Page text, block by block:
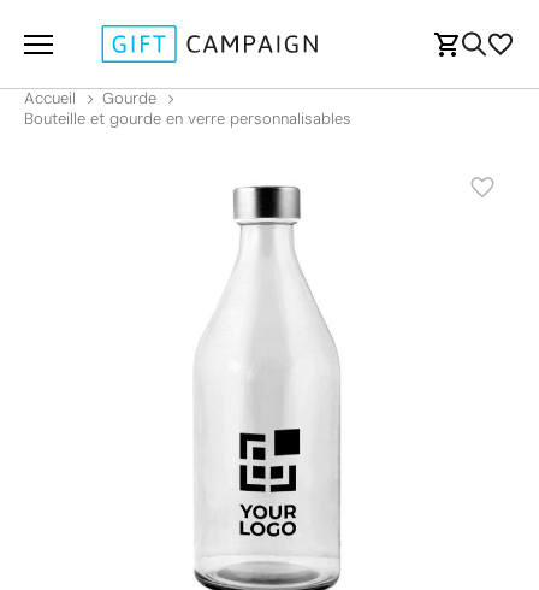
Accueil
Gourde
Bouteille et gourde en verre personnalisables